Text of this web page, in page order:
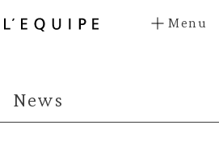
Menu
News